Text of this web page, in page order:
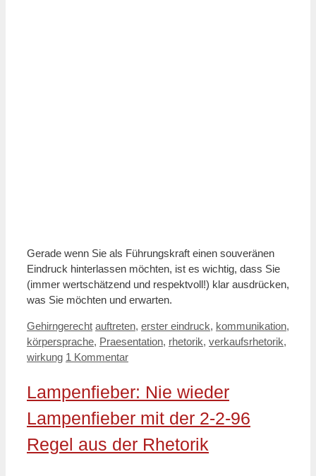
Gerade wenn Sie als Führungskraft einen souveränen
Eindruck hinterlassen möchten, ist es wichtig, dass Sie
(immer wertschätzend und respektvoll!) klar ausdrücken,
was Sie möchten und erwarten.
Kategorien
Gehirngerecht Schlagwörter
auftreten, erster eindruck, kommunikation,
körpersprache, Praesentation, rhetorik, verkaufsrhetorik,
wirkung 1 Kommentar
Lampenfieber: Nie wieder
Lampenfieber mit der 2-2-96
Regel aus der Rhetorik